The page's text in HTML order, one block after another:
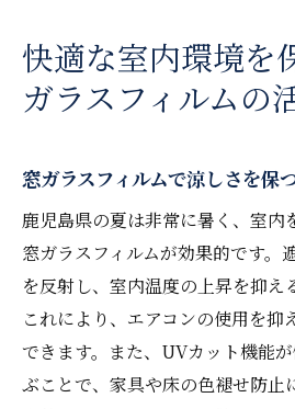
快適な室内環境を
ガラスフィルムの
窓ガラスフィルムで涼しさを保
鹿児島県の夏は非常に暑く、室内
窓ガラスフィルムが効果的です。
を反射し、室内温度の上昇を抑え
これにより、エアコンの使用を抑
できます。また、UVカット機能
ぶことで、家具や床の色褪せ防止